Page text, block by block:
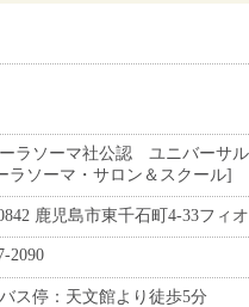
ラソーマ社公認 ユニバーサ
ラソーマ・サロン＆スクール]
鹿児島市東千石町4-33フィ
2090
ス停：天文館より徒歩5分